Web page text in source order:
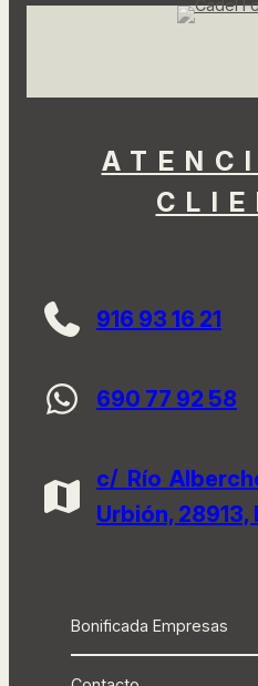
916 93 16 21
690 77 92 58
c/ Río
Urbión,
Bonificada Empresas